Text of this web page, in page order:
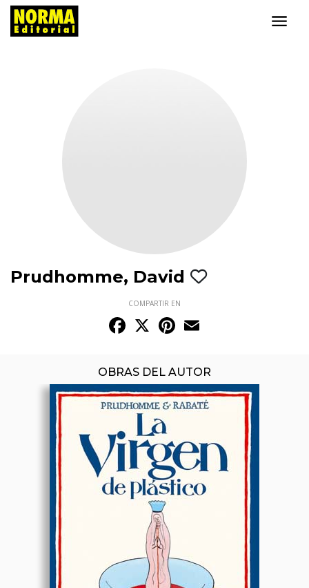
Prudhomme, David
COMPARTIR EN
Facebook
X Pinterest
OBRAS DEL AUTOR